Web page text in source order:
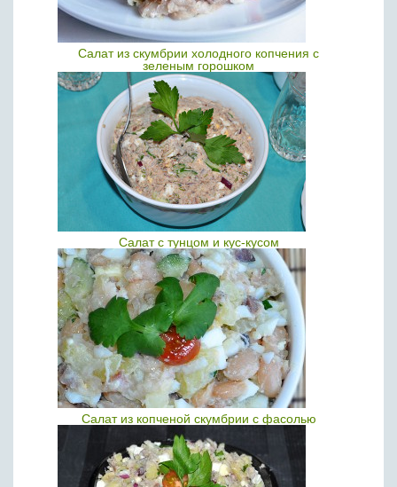
Салат из скумбрии холодного копчения с
зеленым горошком
Салат с тунцом и кус-кусом
Салат из копченой скумбрии с фасолью